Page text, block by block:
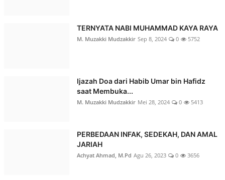
TERNYATA NABI MUHAMMAD KAYA RAYA
M. Muzakki Mudzakkir Sep 8, 2024 0 5752
Ijazah Doa dari Habib Umar bin Hafidz
saat Membuka...
M. Muzakki Mudzakkir Mei 28, 2024 0 5413
PERBEDAAN INFAK, SEDEKAH, DAN AMAL
JARIAH
Achyat Ahmad, M.Pd Agu 26, 2023 0 3656